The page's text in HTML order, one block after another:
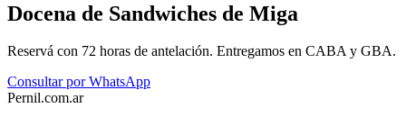
Docena de Sandwiches de Miga
Reservá con 72 horas de antelación. Entregamos en CABA y GBA.
Consultar por WhatsApp
Pernil.com.ar